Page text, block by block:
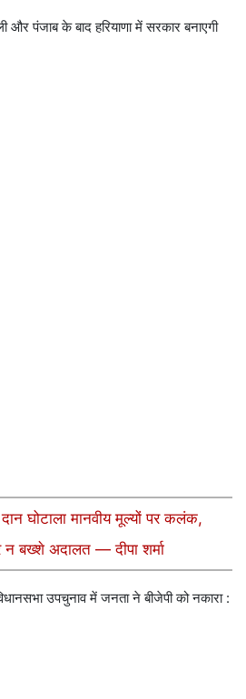
और पंजाब के बाद हरियाणा में सरकार बनाएगी
दान घोटाला मानवीय मूल्यों पर कलंक,
न बख्शे अदालत — दीपा शर्मा
उपचुनाव में जनता ने बीजेपी को नकारा :